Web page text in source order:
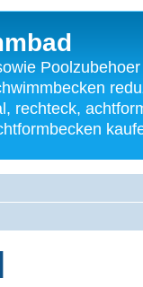
rechteck,